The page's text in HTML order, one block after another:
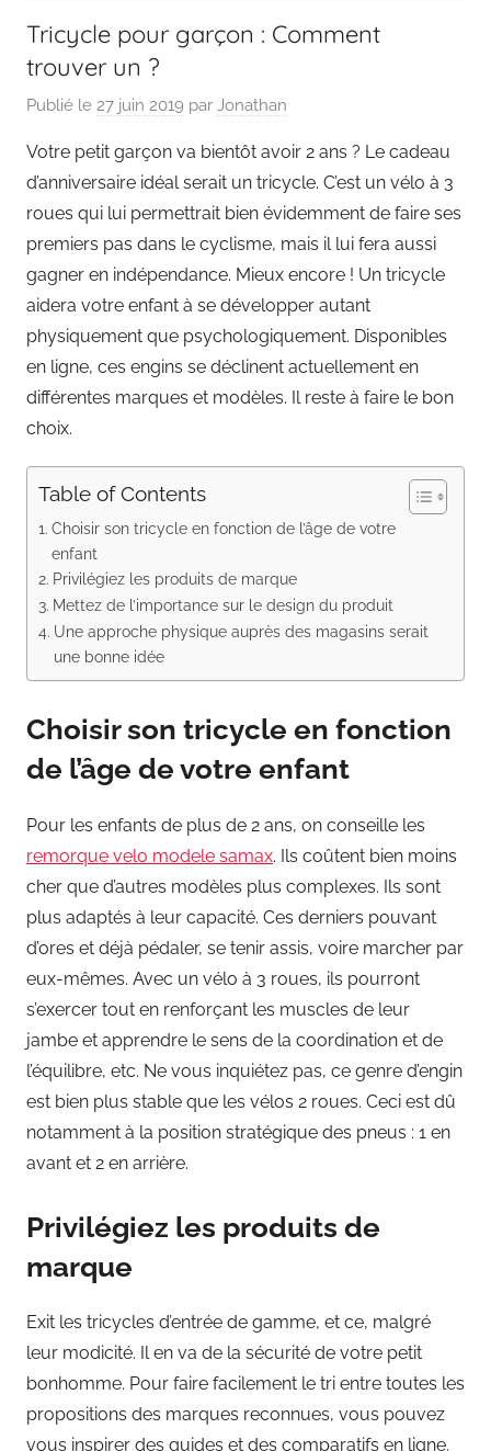
Tricycle pour garçon : Comment
trouver un ?
Publié le 27 juin 2019 par Jonathan
Votre petit garçon va bientôt avoir 2 ans ? Le cadeau
d’anniversaire idéal serait un tricycle. C’est un vélo à 3
roues qui lui permettrait bien évidemment de faire ses
premiers pas dans le cyclisme, mais il lui fera aussi
gagner en indépendance. Mieux encore ! Un tricycle
aidera votre enfant à se développer autant
physiquement que psychologiquement. Disponibles
en ligne, ces engins se déclinent actuellement en
différentes marques et modèles. Il reste à faire le bon
choix.
Table of Contents
Choisir son tricycle en fonction de l’âge de votre
enfant
Privilégiez les produits de marque
Mettez de l’importance sur le design du produit
Une approche physique auprès des magasins serait
une bonne idée
Choisir son tricycle en fonction
de l’âge de votre enfant
Pour les enfants de plus de 2 ans, on conseille les
remorque velo modele samax. Ils coûtent bien moins
cher que d’autres modèles plus complexes. Ils sont
plus adaptés à leur capacité. Ces derniers pouvant
d’ores et déjà pédaler, se tenir assis, voire marcher par
eux-mêmes. Avec un vélo à 3 roues, ils pourront
s’exercer tout en renforçant les muscles de leur
jambe et apprendre le sens de la coordination et de
l’équilibre, etc. Ne vous inquiétez pas, ce genre d’engin
est bien plus stable que les vélos 2 roues. Ceci est dû
notamment à la position stratégique des pneus : 1 en
avant et 2 en arrière.
Privilégiez les produits de
marque
Exit les tricycles d’entrée de gamme, et ce, malgré
leur modicité. Il en va de la sécurité de votre petit
bonhomme. Pour faire facilement le tri entre toutes les
propositions des marques reconnues, vous pouvez
vous inspirer des guides et des comparatifs en ligne.